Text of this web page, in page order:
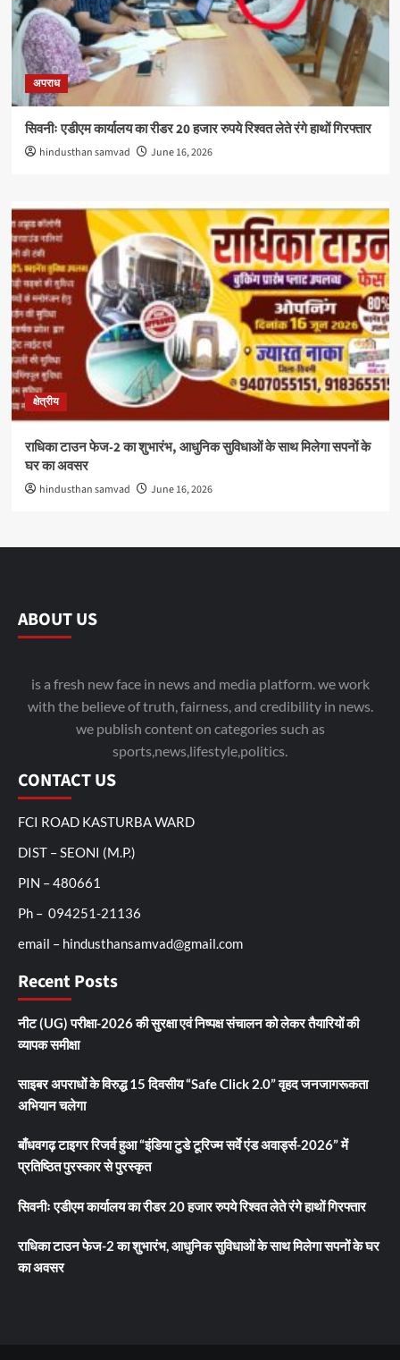
अपराध
सिवनीः एडीएम कार्यालय का रीडर 20 हजार रुपये रिश्वत लेते रंगे हाथों गिरफ्तार
hindusthan samvad June 16, 2026
क्षेत्रीय
राधिका टाउन फेज-2 का शुभारंभ, आधुनिक सुविधाओं के साथ मिलेगा सपनों के
घर का अवसर
hindusthan samvad June 16, 2026
ABOUT US
is a fresh new face in news and media platform. we work
with the believe of truth, fairness, and credibility in news.
we publish content on categories such as
sports,news,lifestyle,politics.
CONTACT US
FCI ROAD KASTURBA WARD
DIST – SEONI (M.P.)
PIN – 480661
Ph – 094251-21136
email – hindusthansamvad@gmail.com
Recent Posts
नीट (UG) परीक्षा-2026 की सुरक्षा एवं निष्पक्ष संचालन को लेकर तैयारियों की
व्यापक समीक्षा
साइबर अपराधों के विरुद्ध 15 दिवसीय “Safe Click 2.0” वृहद जनजागरूकता
अभियान चलेगा
बाँधवगढ़ टाइगर रिजर्व हुआ “इंडिया टुडे टूरिज्म सर्वे एंड अवार्ड्स-2026” में
प्रतिष्ठित पुरस्कार से पुरस्कृत
सिवनीः एडीएम कार्यालय का रीडर 20 हजार रुपये रिश्वत लेते रंगे हाथों गिरफ्तार
राधिका टाउन फेज-2 का शुभारंभ, आधुनिक सुविधाओं के साथ मिलेगा सपनों के घर
का अवसर